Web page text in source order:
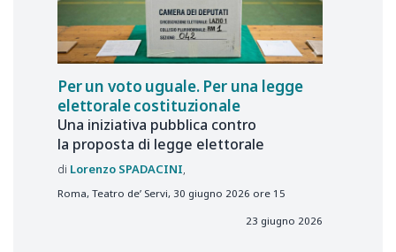
Per un voto uguale. Per una legge
elettorale costituzionale
Una iniziativa pubblica contro
la proposta di legge elettorale
Lorenzo SPADACINI
Roma, Teatro de’ Servi, 30 giugno 2026 ore 15
23 giugno 2026